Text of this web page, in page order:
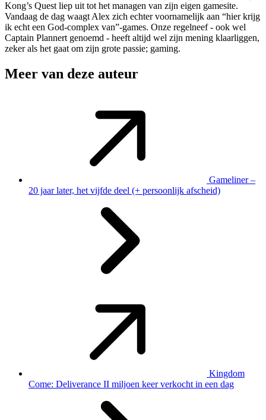
Kong’s Quest liep uit tot het managen van zijn eigen gamesite.
Vandaag de dag waagt Alex zich echter voornamelijk aan “hier krijg
ik echt een God-complex van”-games. Onze regelneef - ook wel
Captain Plannert genoemd - heeft altijd wel zijn mening klaarliggen,
zeker als het gaat om zijn grote passie; gaming.
Meer van deze auteur
Gameliner –
20 jaar later, het vijfde deel (+ persoonlijk afscheid)
Kingdom
Come: Deliverance II miljoen keer verkocht in een dag